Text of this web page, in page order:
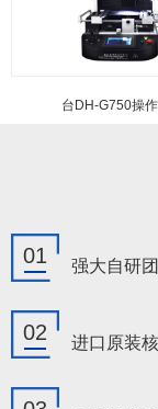
台DH-G750操
01 强大自研
02 进口原装